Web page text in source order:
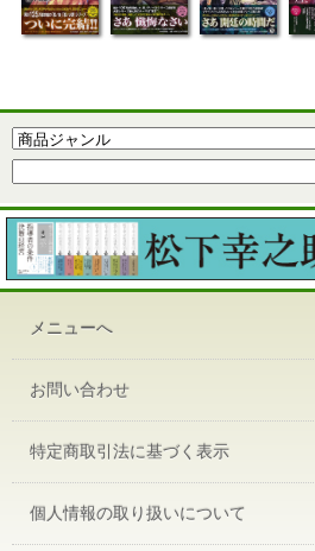
メニューへ
お問い合わせ
特定商取引法に基づく表示
個人情報の取り扱いについて